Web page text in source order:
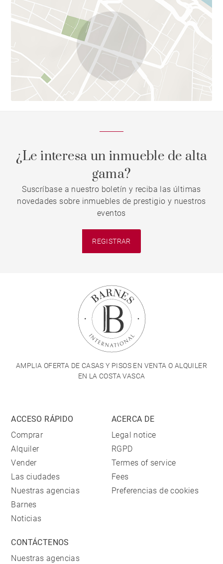
¿Le interesa un inmueble de alta
gama?
Suscríbase a nuestro boletín y reciba las últimas
novedades sobre inmuebles de prestigio y nuestros
eventos
REGISTRAR
AMPLIA OFERTA DE CASAS Y PISOS EN VENTA O ALQUILER
EN LA COSTA VASCA
ACCESO RÁPIDO
Comprar
Alquiler
Vender
Las ciudades
Nuestras agencias
Barnes
Noticias
ACERCA DE
Legal notice
RGPD
Termes of service
Fees
Preferencias de cookies
CONTÁCTENOS
Nuestras agencias